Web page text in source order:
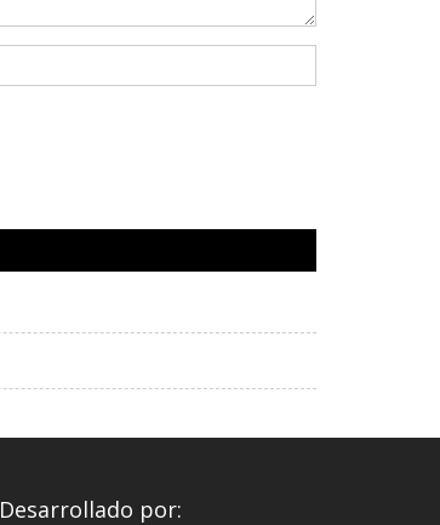
Desarrollado por: